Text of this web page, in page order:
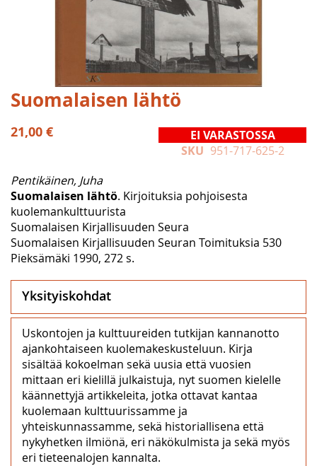
Skip
to
the
beginning
images
gallery
Suomalaisen lähtö
21,00 €
EI VARASTOSSA
SKU 951-717-625-2
Pentikäinen, Juha
Suomalaisen lähtö. Kirjoituksia pohjoisesta
kuolemankulttuurista
Suomalaisen Kirjallisuuden Seura
Suomalaisen Kirjallisuuden Seuran Toimituksia 530
Pieksämäki 1990, 272 s.
Yksityiskohdat
Uskontojen ja kulttuureiden tutkijan kannanotto
ajankohtaiseen kuolemakeskusteluun. Kirja
sisältää kokoelman sekä uusia että vuosien
mittaan eri kielillä julkaistuja, nyt suomen kielelle
käännettyjä artikkeleita, jotka ottavat kantaa
kuolemaan kulttuurissamme ja
yhteiskunnassamme, sekä historiallisena että
nykyhetken ilmiönä, eri näkökulmista ja sekä myös
eri tieteenalojen kannalta.